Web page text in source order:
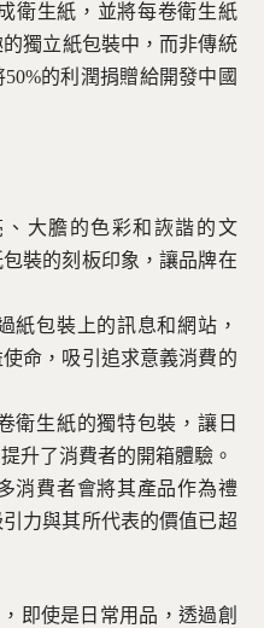
衛生紙，並將每卷衛生紙
獨立紙包裝中，而非傳統
的利潤捐贈給開發中國
、大膽的色彩和詼諧的文
裝的刻板印象，讓品牌在
紙包裝上的訊息和網站，
命，吸引追求意義消費的
衛生紙的獨特包裝，讓日
升了消費者的開箱體驗。
消費者會將其產品作為禮
力與其所代表的價值已超
即使是日常用品，透過創